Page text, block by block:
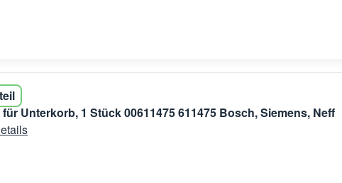
Unterkorb, 1 Stück 00611475 611475 Bosch, Siemens, Neff